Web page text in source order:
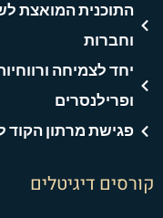
התוכנית המואצת
וחברות
יחד לצמיחה
ופרילנסרים
פגישת מרתון הקוד
קורסים דיגיטלים